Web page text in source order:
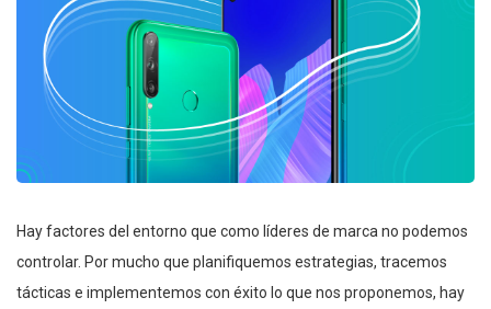
Hay factores del entorno que como líderes de marca no podemos
controlar. Por mucho que planifiquemos estrategias, tracemos
tácticas e implementemos con éxito lo que nos proponemos, hay